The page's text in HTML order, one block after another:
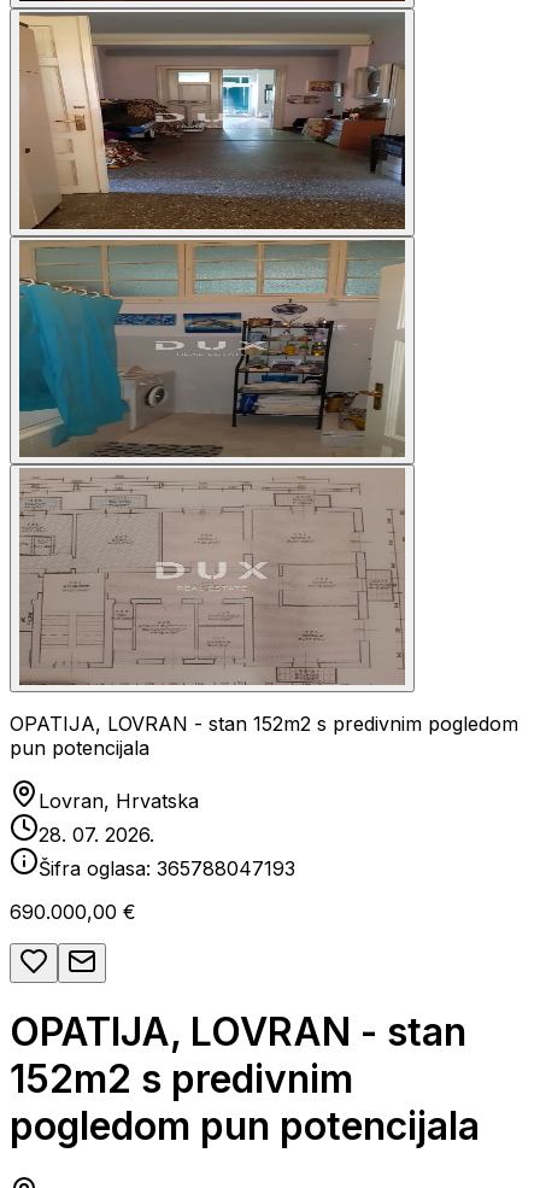
OPATIJA, LOVRAN - stan 152m2 s predivnim pogledom
pun potencijala
Lovran, Hrvatska
28. 07. 2026.
Šifra oglasa: 365788047193
690.000,00 €
OPATIJA, LOVRAN - stan
152m2 s predivnim
pogledom pun potencijala